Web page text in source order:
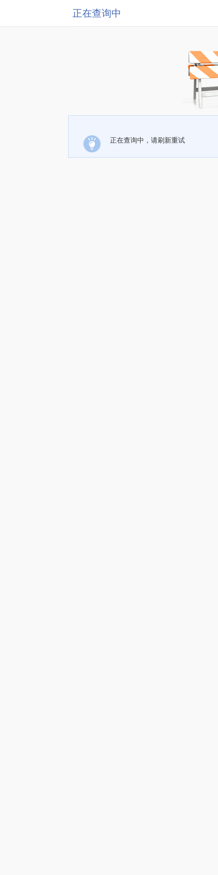
正在查询中
正在查询中，请刷新重试